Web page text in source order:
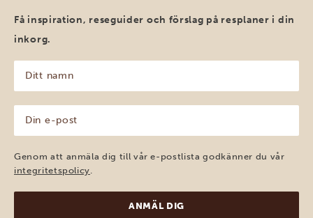
Få inspiration, reseguider och förslag på resplaner i din
inkorg.
namn
(Obligatoriskt)
post
(Obligatoriskt)
Genom att anmäla dig till vår e-postlista godkänner du vår
integritetspolicy.